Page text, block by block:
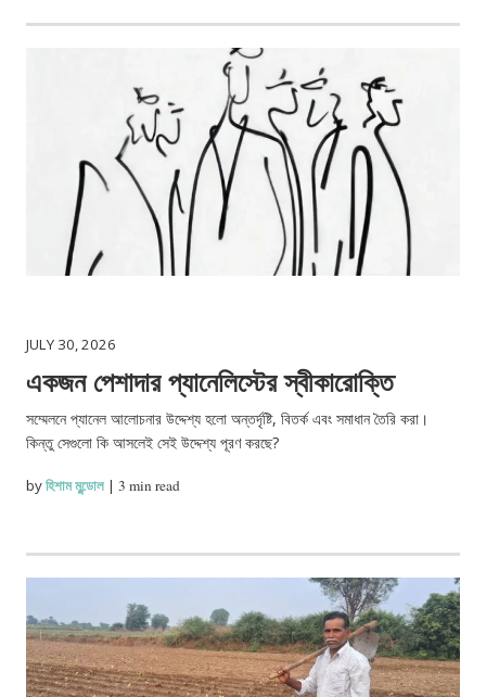
JULY 30, 2026
একজন পেশাদার প্যানেলিস্টের স্বীকারোক্তি
সম্মেলনে প্যানেল আলোচনার উদ্দেশ্য হলো অন্তর্দৃষ্টি, বিতর্ক এবং সমাধান তৈরি করা।
কিন্তু সেগুলো কি আসলেই সেই উদ্দেশ্য পূরণ করছে?
byহিশাম মুন্ডোল |3 min read